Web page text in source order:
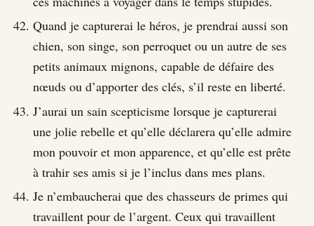
Quand je capturerai le héros, je prendrai aussi son
chien, son singe, son perroquet ou un autre de ses
petits animaux mignons, capable de défaire des
nœuds ou d’apporter des clés, s’il reste en liberté.
J’aurai un sain scepticisme lorsque je capturerai
une jolie rebelle et qu’elle déclarera qu’elle admire
mon pouvoir et mon apparence, et qu’elle est prête
à trahir ses amis si je l’inclus dans mes plans.
Je n’embaucherai que des chasseurs de primes qui
travaillent pour de l’argent. Ceux qui travaillent